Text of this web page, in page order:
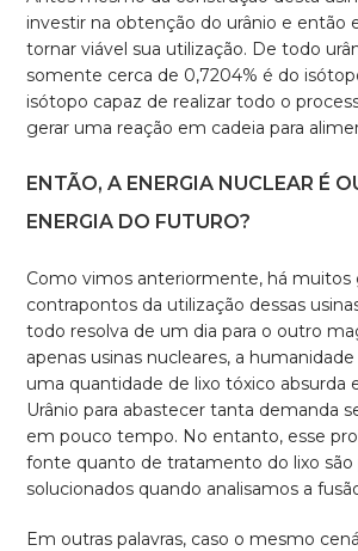
investir na obtenção do urânio e então
tornar viável sua utilização. De todo
somente cerca de 0,7204% é do
isótopo capaz de realizar todo o
gerar uma reação em cadeia para
ENTÃO, A ENERGIA NUCLEAR É
ENERGIA DO FUTURO?
Como vimos anteriormente, há muitos
contrapontos da utilização dessas
todo resolva de um dia para o outro
apenas usinas nucleares, a
uma quantidade de lixo tóxico absurda
Urânio para abastecer tanta demanda
em pouco tempo. No entanto, esse
fonte quanto de tratamento do lixo
solucionados quando analisamos a
Em outras palavras, caso o mesmo